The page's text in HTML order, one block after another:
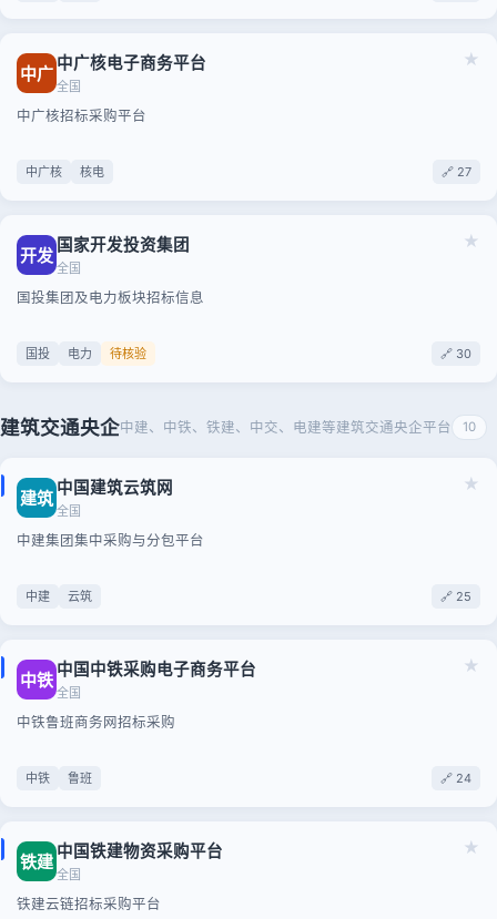
★
中广 中广核电子商务平台
全国
中广核招标采购平台
中广核 核电 🔗 27
★
开发 国家开发投资集团
全国
国投集团及电力板块招标信息
国投 电力 待核验 🔗 30
建筑交通央企中建、中铁、铁建、中交、电建等建筑交通央企平台 10
★
建筑 中国建筑云筑网
全国
中建集团集中采购与分包平台
中建 云筑 🔗 25
★
中铁 中国中铁采购电子商务平台
全国
中铁鲁班商务网招标采购
中铁 鲁班 🔗 24
★
铁建 中国铁建物资采购平台
全国
铁建云链招标采购平台